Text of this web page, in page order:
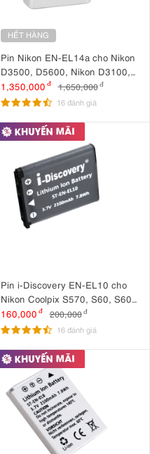
HẾT HÀNG
Pin Nikon EN-EL14a cho Nikon
D3500, D5600, Nikon D3100,
D3200, D5100, P7000, P7100,
P7700
1,350,000 đ 1,650,000 đ
16 đánh giá
Pin i-Discovery EN-EL10 cho
Nikon Coolpix S570, S60, S600,
S700, S3000, S4000, S5100
160,000 đ 200,000 đ
16 đánh giá